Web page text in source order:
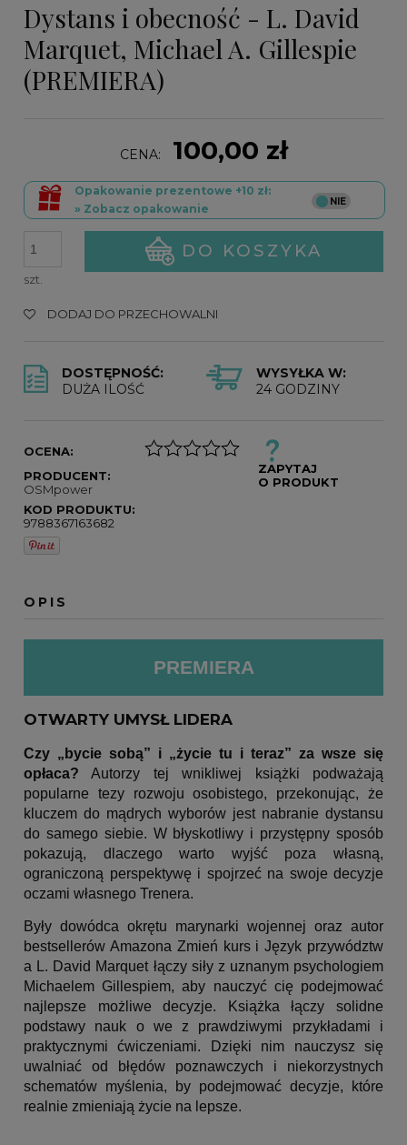
Dystans i obecność - L. David
Marquet, Michael A. Gillespie
(PREMIERA)
CENA: 100,00 zł
Opakowanie prezentowe +10 zł:
» Zobacz opakowanie
szt.
DO KOSZYKA
DODAJ DO PRZECHOWALNI
DOSTĘPNOŚĆ:
DUŻA ILOŚĆ
WYSYŁKA W:
24 GODZINY
OCENA:
PRODUCENT:
OSMpower
KOD PRODUKTU:
9788367163682
ZAPYTAJ
O PRODUKT
OPIS
PREMIERA
OTWARTY UMYSŁ LIDERA
Czy „bycie sobą” i „życie tu i teraz” za wsze się
opłaca? Autorzy tej wnikliwej książki podważają
popularne tezy rozwoju osobistego, przekonując, że
kluczem do mądrych wyborów jest nabranie dystansu
do samego siebie. W błyskotliwy i przystępny sposób
pokazują, dlaczego warto wyjść poza własną,
ograniczoną perspektywę i spojrzeć na swoje decyzje
oczami własnego Trenera.
Były dowódca okrętu marynarki wojennej oraz autor
bestsellerów Amazona Zmień kurs i Język przywództw
a L. David Marquet łączy siły z uznanym psychologiem
Michaelem Gillespiem, aby nauczyć cię podejmować
najlepsze możliwe decyzje. Książka łączy solidne
podstawy nauk o we z prawdziwymi przykładami i
praktycznymi ćwiczeniami. Dzięki nim nauczysz się
uwalniać od błędów poznawczych i niekorzystnych
schematów myślenia, by podejmować decyzje, które
realnie zmieniają życie na lepsze.